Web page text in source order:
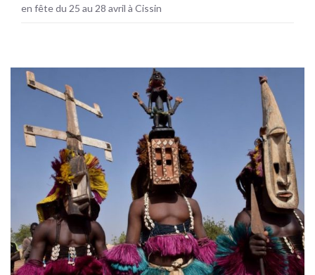
en fête du 25 au 28 avril à Cissin